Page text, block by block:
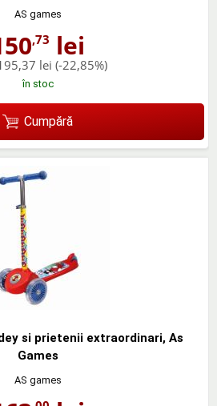
AS games
,73 lei
lei (-22,85%)
în stoc
Cumpără
si prietenii extraordinari, As
Games
AS games